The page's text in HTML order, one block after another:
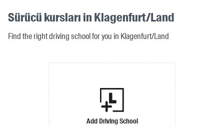
Sürücü kursları in Klagenfurt/Land
Find the right driving school for you in Klagenfurt/Land
Add Driving School